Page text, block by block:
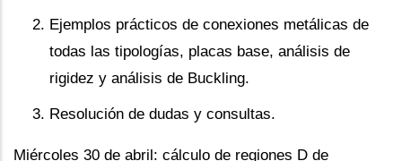
Ejemplos prácticos de conexiones metálicas de
todas las tipologías, placas base, análisis de
rigidez y análisis de Buckling.
Resolución de dudas y consultas.
Miércoles 30 de abril: cálculo de regiones D de